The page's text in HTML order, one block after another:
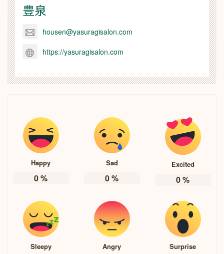
豊泉
housen@yasuragisalon.com
https://yasuragisalon.com
Happy
0%
Sad
0%
Excited
0%
Sleepy Angry Surprise